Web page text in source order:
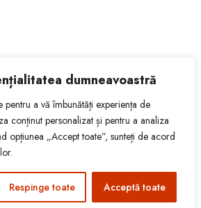
dumneavoastră
a vă îmbunătăți experiența de
conținut personalizat și pentru a analiza
opțiunea „Accept toate”, sunteți de acord
Respinge toate Acceptă toate
- LAW OFFICE